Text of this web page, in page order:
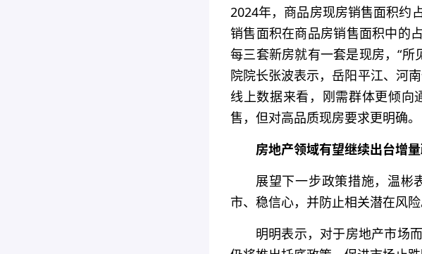
2024年，商品房现房销售面积约
销售面积在商品房销售面积中的
每三套新房就有一套是现房，“
院院长张波表示，岳阳平江、河
线上数据来看，刚需群体更倾向
售，但对高品质现房要求更明确。
房地产领域有望继续出台增
展望下一步政策措施，温彬
市、稳信心，并防止相关潜在风险
明明表示，对于房地产市场